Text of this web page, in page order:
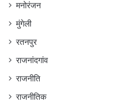
मनोरंजन
मुंगेली
रतनपुर
राजनांदगांव
राजनीति
राजनीतिक